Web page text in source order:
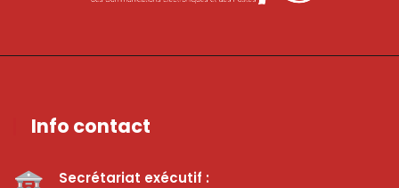
Info contact
Secrétariat exécutif :